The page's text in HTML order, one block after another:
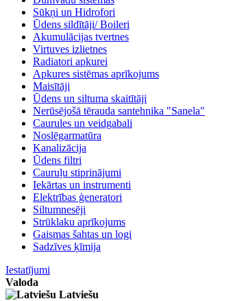
Sūkņi un Hidrofori
Ūdens sildītāji/ Boileri
Akumulācijas tvertnes
Virtuves izlietnes
Radiatori apkurei
Apkures sistēmas aprīkojums
Maisītāji
Ūdens un siltuma skaitītāji
Nerūsējošā tērauda santehnika "Sanela"
Caurules un veidgabali
Noslēgarmatūra
Kanalizācija
Ūdens filtri
Cauruļu stiprinājumi
Iekārtas un instrumenti
Elektrības ģeneratori
Siltumnesēji
Strūklaku aprīkojums
Gaismas šahtas un logi
Sadzīves ķīmija
Iestatījumi
Valoda
Latviešu